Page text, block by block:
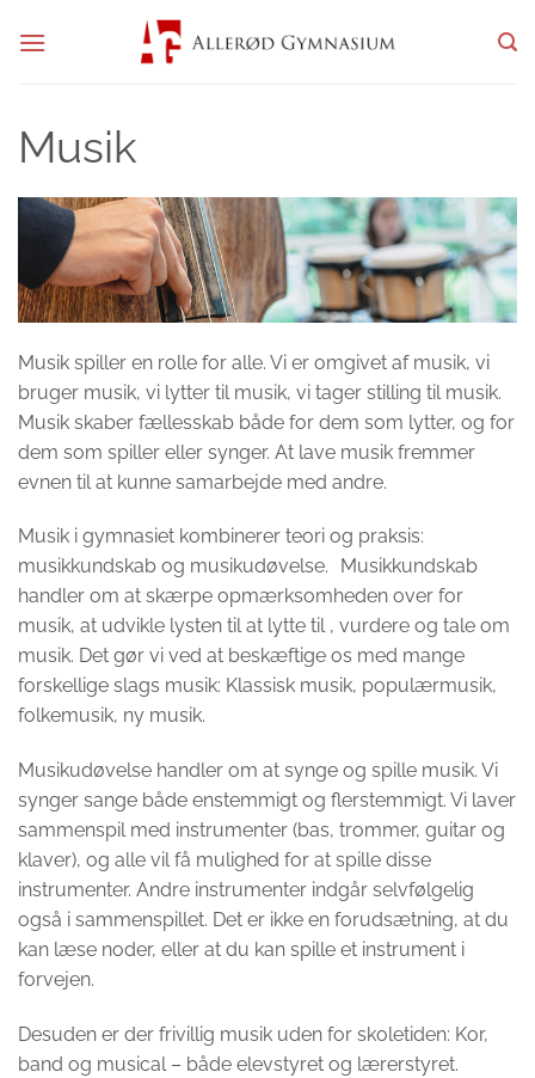
Musik
Musik spiller en rolle for alle. Vi er omgivet af musik, vi
bruger musik, vi lytter til musik, vi tager stilling til musik.
Musik skaber fællesskab både for dem som lytter, og for
dem som spiller eller synger. At lave musik fremmer
evnen til at kunne samarbejde med andre.
Musik i gymnasiet kombinerer teori og praksis:
musikkundskab og musikudøvelse. Musikkundskab
handler om at skærpe opmærksomheden over for
musik, at udvikle lysten til at lytte til , vurdere og tale om
musik. Det gør vi ved at beskæftige os med mange
forskellige slags musik: Klassisk musik, populærmusik,
folkemusik, ny musik.
Musikudøvelse handler om at synge og spille musik. Vi
synger sange både enstemmigt og flerstemmigt. Vi laver
sammenspil med instrumenter (bas, trommer, guitar og
klaver), og alle vil få mulighed for at spille disse
instrumenter. Andre instrumenter indgår selvfølgelig
også i sammenspillet. Det er ikke en forudsætning, at du
kan læse noder, eller at du kan spille et instrument i
forvejen.
Desuden er der frivillig musik uden for skoletiden: Kor,
band og musical – både elevstyret og lærerstyret.